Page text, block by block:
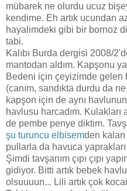
mübarek ne olurdu ucuz
kendime. Eh artık ucundan
hayalimdeki gibi bir bornoz
tabi.
Kalıbı Burda dergisi 2008/
mantodan aldım. Kapşonu
Bedeni için çeyizimde gelen
(canım, sandıkta durdu da
kapşon için de aynı
havlusu harcadım.
de pembe penye diktim.
şu turuncu elbisemden kalan
pullarla da havuca
Şimdi tavşanım çıpı çıpı
gidiyor. Bitti artık bebek
olsuuuun... Lili artık çok